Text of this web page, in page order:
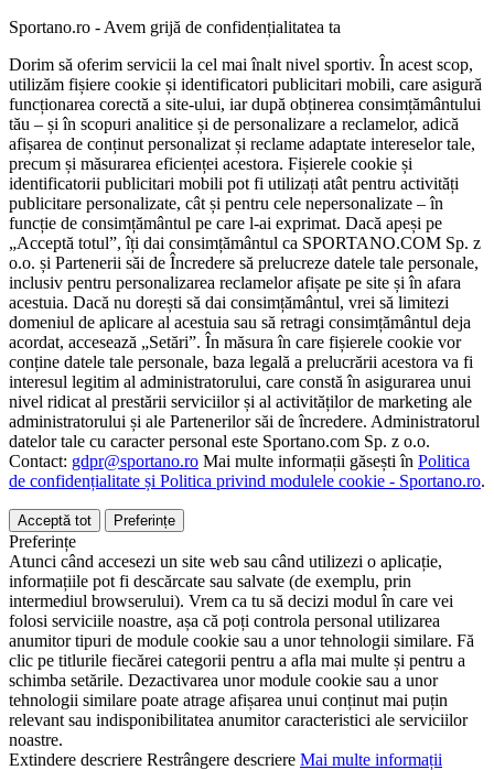
Sportano.ro - Avem grijă de confidențialitatea ta
Dorim să oferim servicii la cel mai înalt nivel sportiv. În acest scop,
utilizăm fișiere cookie și identificatori publicitari mobili, care asigură
funcționarea corectă a site-ului, iar după obținerea consimțământului
tău – și în scopuri analitice și de personalizare a reclamelor, adică
afișarea de conținut personalizat și reclame adaptate intereselor tale,
precum și măsurarea eficienței acestora. Fișierele cookie și
identificatorii publicitari mobili pot fi utilizați atât pentru activități
publicitare personalizate, cât și pentru cele nepersonalizate – în
funcție de consimțământul pe care l-ai exprimat. Dacă apeși pe
„Acceptă totul”, îți dai consimțământul ca SPORTANO.COM Sp. z
o.o. și Partenerii săi de Încredere să prelucreze datele tale personale,
inclusiv pentru personalizarea reclamelor afișate pe site și în afara
acestuia. Dacă nu dorești să dai consimțământul, vrei să limitezi
domeniul de aplicare al acestuia sau să retragi consimțământul deja
acordat, accesează „Setări”. În măsura în care fișierele cookie vor
conține datele tale personale, baza legală a prelucrării acestora va fi
interesul legitim al administratorului, care constă în asigurarea unui
nivel ridicat al prestării serviciilor și al activităților de marketing ale
administratorului și ale Partenerilor săi de încredere. Administratorul
datelor tale cu caracter personal este Sportano.com Sp. z o.o.
Contact: gdpr@sportano.ro Mai multe informații găsești în Politica
de confidențialitate și Politica privind modulele cookie - Sportano.ro.
Acceptă tot Preferințe
Preferințe
Atunci când accesezi un site web sau când utilizezi o aplicație,
informațiile pot fi descărcate sau salvate (de exemplu, prin
intermediul browserului). Vrem ca tu să decizi modul în care vei
folosi serviciile noastre, așa că poți controla personal utilizarea
anumitor tipuri de module cookie sau a unor tehnologii similare. Fă
clic pe titlurile fiecărei categorii pentru a afla mai multe și pentru a
schimba setările. Dezactivarea unor module cookie sau a unor
tehnologii similare poate atrage afișarea unui conținut mai puțin
relevant sau indisponibilitatea anumitor caracteristici ale serviciilor
noastre.
Extindere descriere Restrângere descriere Mai multe informații